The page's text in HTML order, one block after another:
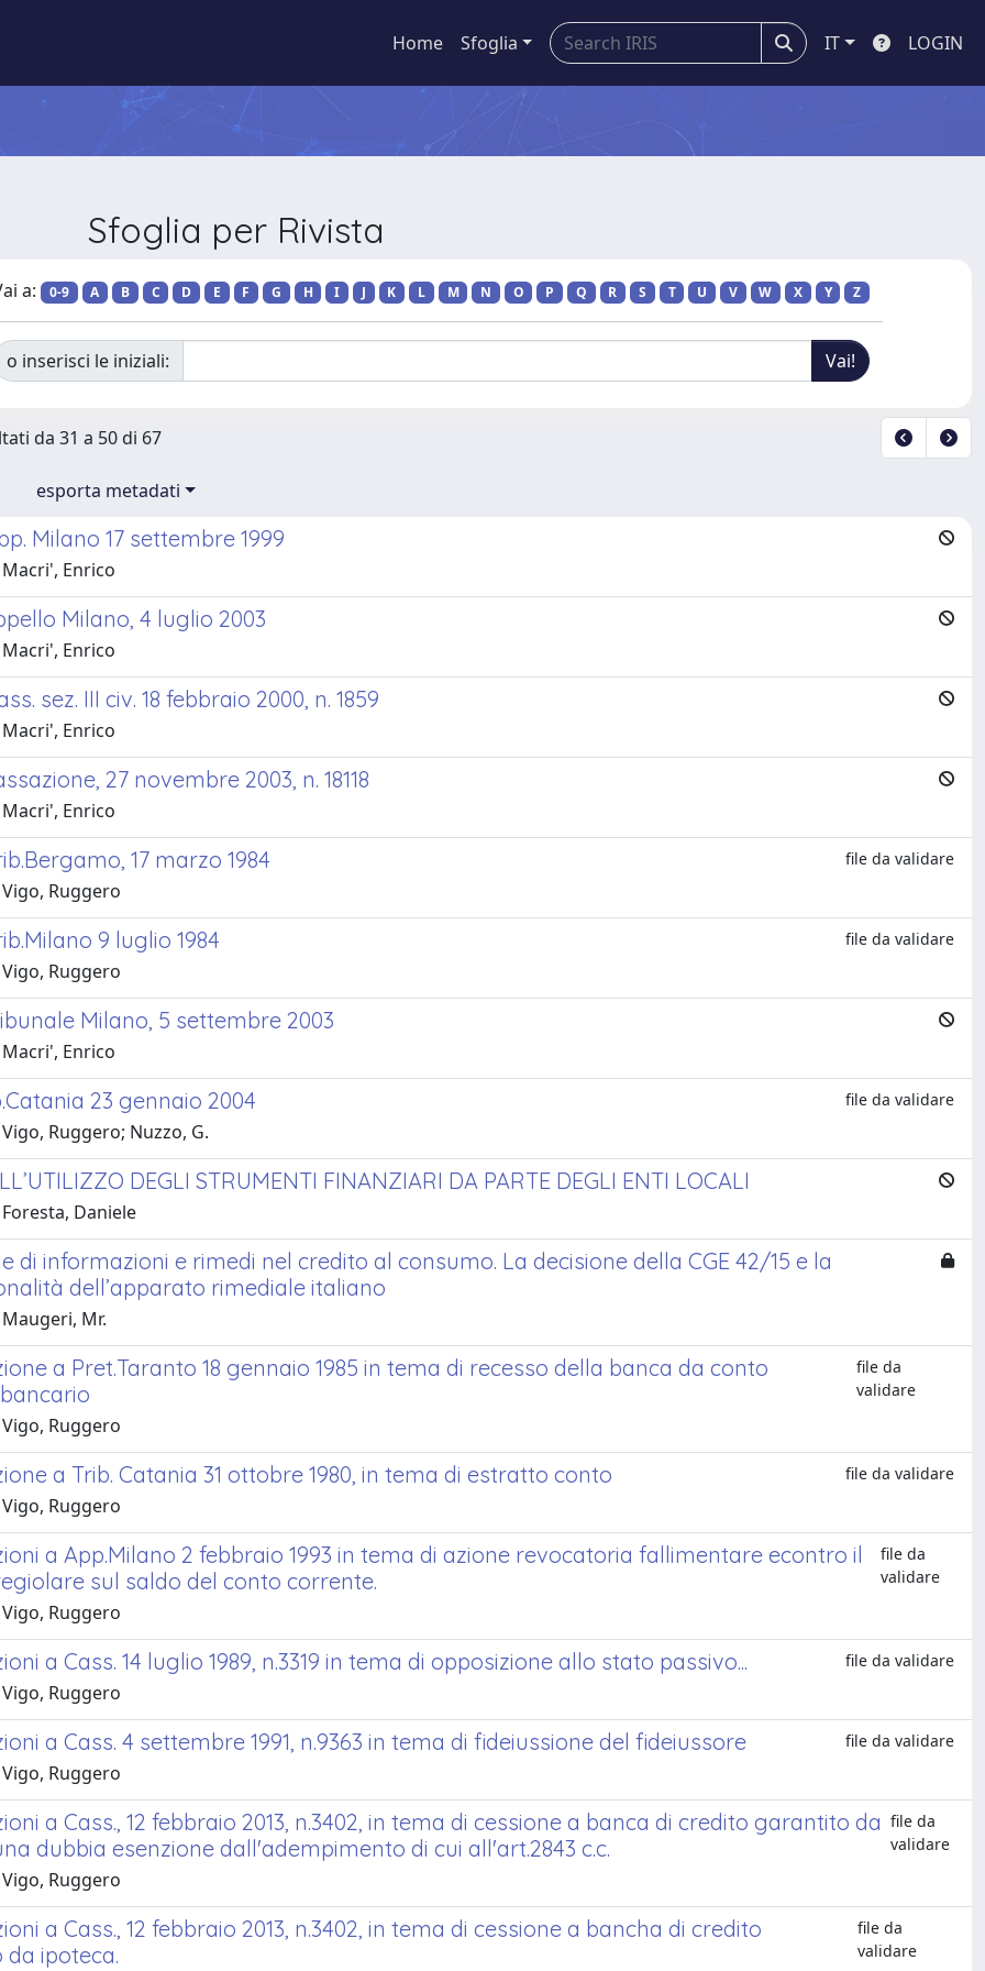
Home Sfoglia IT LOGIN
Sfoglia per Rivista
a: 0-9 A B C D E F G H I J K L M N O P Q R S T U V W X Y Z
o inserisci le iniziali:
da 31 a 50 di 67
esporta metadati
Milano 17 settembre 1999
Enrico
Milano, 4 luglio 2003
Enrico
sez. III civ. 18 febbraio 2000, n. 1859
Enrico
27 novembre 2003, n. 18118
Enrico
17 marzo 1984 file da validare
Ruggero
9 luglio 1984 file da validare
Ruggero
Milano, 5 settembre 2003
Enrico
23 gennaio 2004 file da validare
Ruggero; Nuzzo, G.
DEGLI STRUMENTI FINANZIARI DA PARTE DEGLI ENTI LOCALI
Daniele
di informazioni e rimedi nel credito al consumo. La decisione della CGE 42/15 e la
dell’apparato rimediale italiano
Mr.
a Pret.Taranto 18 gennaio 1985 in tema di recesso della banca da conto
file da
validare
Ruggero
a Trib. Catania 31 ottobre 1980, in tema di estratto conto file da validare
Ruggero
a App.Milano 2 febbraio 1993 in tema di azione revocatoria fallimentare econtro il
sul saldo del conto corrente.
file da
validare
Ruggero
a Cass. 14 luglio 1989, n.3319 in tema di opposizione allo stato passivo... file da validare
Ruggero
a Cass. 4 settembre 1991, n.9363 in tema di fideiussione del fideiussore file da validare
Ruggero
a Cass., 12 febbraio 2013, n.3402, in tema di cessione a banca di credito garantito da
dubbia esenzione dall'adempimento di cui all'art.2843 c.c.
file da
validare
Ruggero
a Cass., 12 febbraio 2013, n.3402, in tema di cessione a bancha di credito
ipoteca.
file da
validare